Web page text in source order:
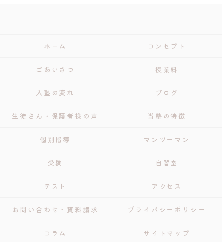
ホーム コンセプト
ごあいさつ 授業料
入塾の流れ ブログ
生徒さん・保護者様の声 当塾の特徴
個別指導 マンツーマン
受験 自習室
テスト アクセス
お問い合わせ・資料請求 プライバシーポリシー
コラム サイトマップ